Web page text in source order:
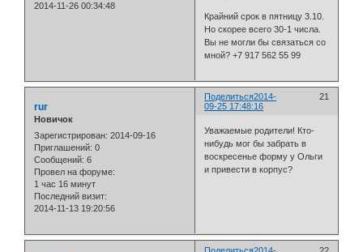
2014-11-26 00:34:48
Крайний срок в пятницу 3.10.
Но скорее всего 30-1 числа.
Вы не могли бы связаться со
мной? +7 917 562 55 99
Поделиться 21
2014-
09-25 17:48:16
rur
Новичок
Зарегистрирован: 2014-09-16
Приглашений: 0
Сообщений: 6
Провел на форуме:
1 час 16 минут
Последний визит:
2014-11-13 19:20:56
Уважаемые родители! Кто-
нибудь мог бы забрать в
воскресенье форму у Ольги
и привести в корпус?